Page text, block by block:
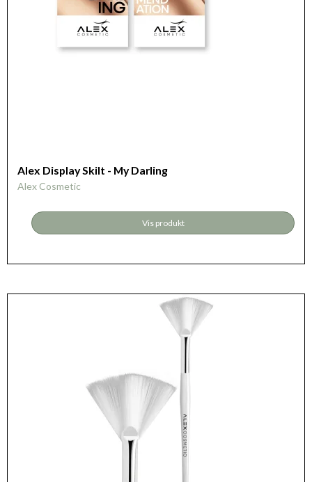
Alex Display Skilt - My Darling
Alex Cosmetic
Vis produkt